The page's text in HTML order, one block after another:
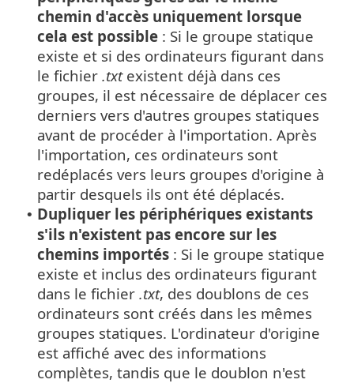
chemin d'accès uniquement lorsque
cela est possible : Si le groupe statique
existe et si des ordinateurs figurant dans
le fichier .txtexistent déjà dans ces
groupes, il est nécessaire de déplacer ces
derniers vers d'autres groupes statiques
avant de procéder à l'importation. Après
l'importation, ces ordinateurs sont
redéplacés vers leurs groupes d'origine à
partir desquels ils ont été déplacés.
• Dupliquer les périphériques existants
s'ils n'existent pas encore sur les
chemins importés : Si le groupe statique
existe et inclus des ordinateurs figurant
dans le fichier .txt, des doublons de ces
ordinateurs sont créés dans les mêmes
groupes statiques. L'ordinateur d'origine
est affiché avec des informations
complètes, tandis que le doublon n'est